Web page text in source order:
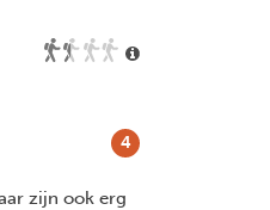
betalen voor
win, want zo'n
zolang we er
4
zijn ook erg